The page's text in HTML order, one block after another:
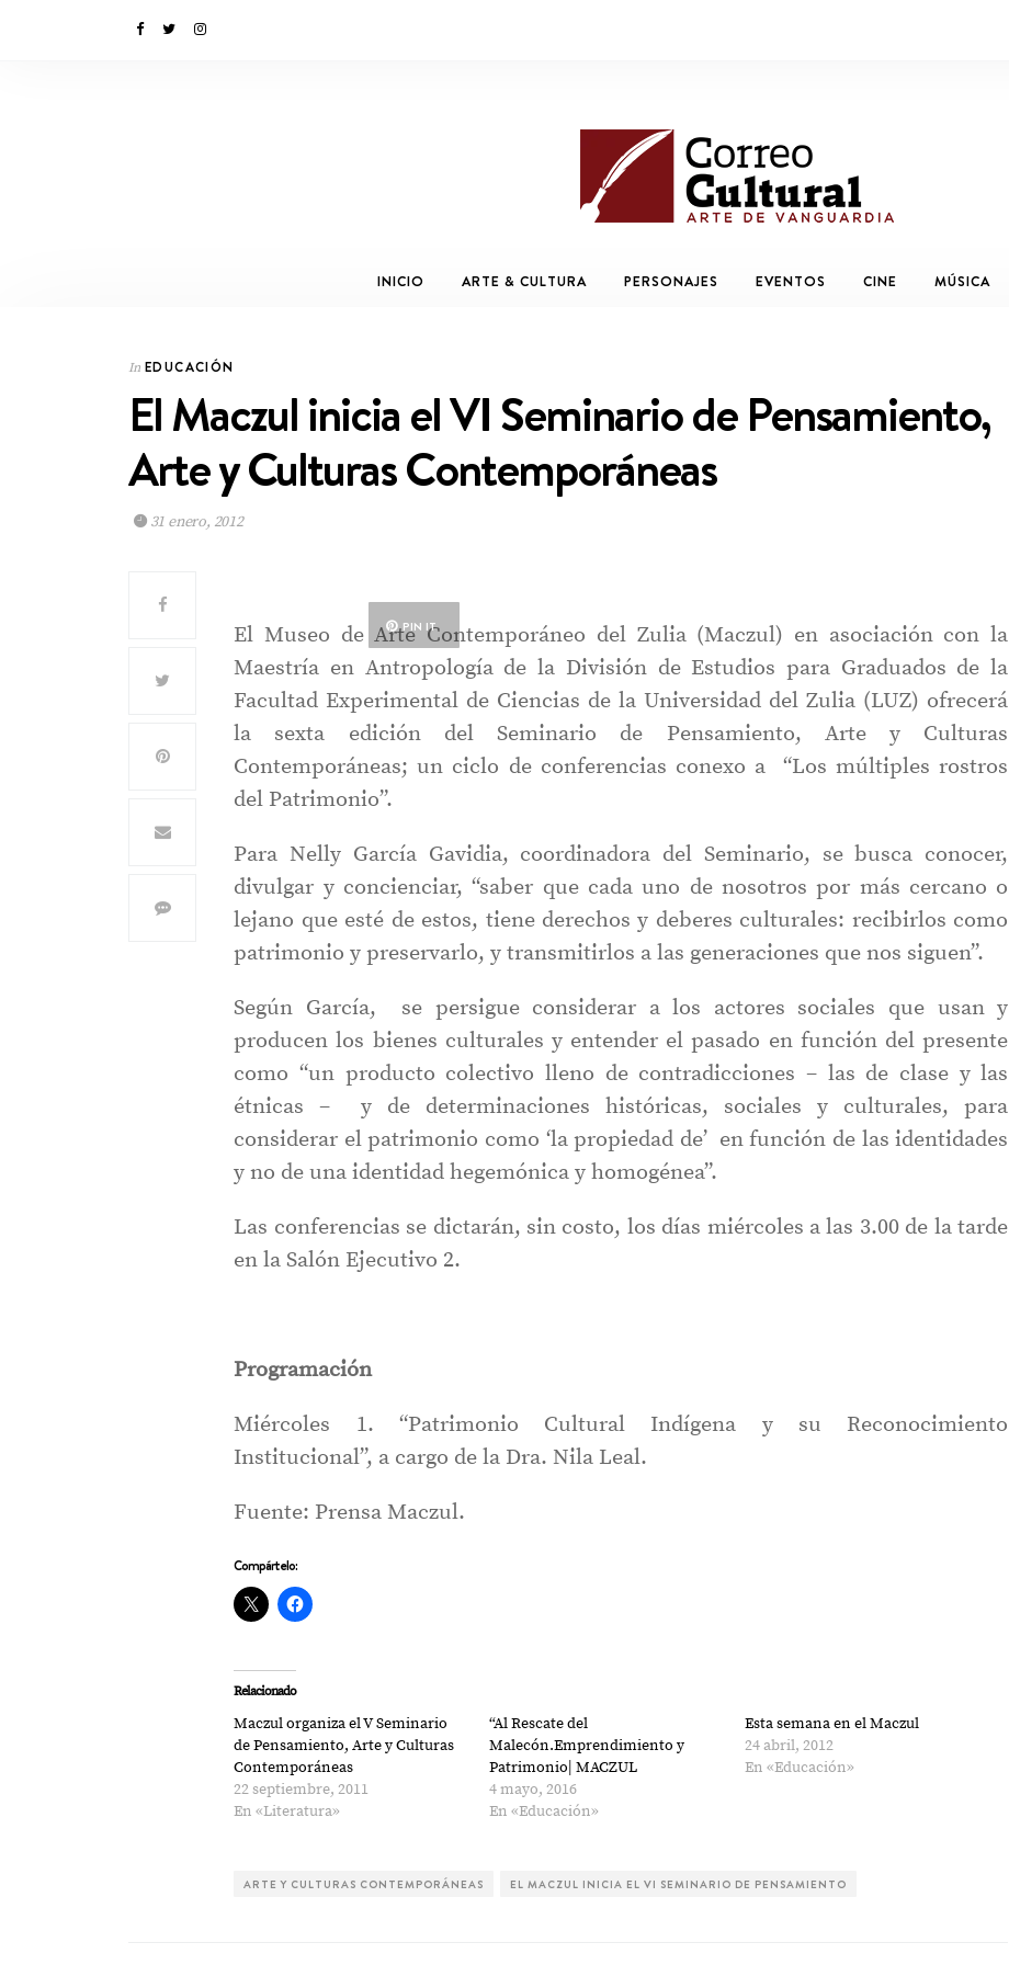
INICIO ARTE & CULTURA PERSONAJES EVENTOS CINE MÚSICA
In EDUCACIÓN
El Maczul inicia el VI Seminario de Pensamiento,
Arte y Culturas Contemporáneas
31 enero, 2012
PIN IT
El Museo de Arte Contemporáneo del Zulia (Maczul) en asociación con la
Maestría en Antropología de la División de Estudios para Graduados de la
Facultad Experimental de Ciencias de la Universidad del Zulia (LUZ) ofrecerá
la sexta edición del Seminario de Pensamiento, Arte y Culturas
Contemporáneas; un ciclo de conferencias conexo a “Los múltiples rostros
del Patrimonio”.
Para Nelly García Gavidia, coordinadora del Seminario, se busca conocer,
divulgar y concienciar, “saber que cada uno de nosotros por más cercano o
lejano que esté de estos, tiene derechos y deberes culturales: recibirlos como
patrimonio y preservarlo, y transmitirlos a las generaciones que nos siguen”.
Según García, se persigue considerar a los actores sociales que usan y
producen los bienes culturales y entender el pasado en función del presente
como “un producto colectivo lleno de contradicciones – las de clase y las
étnicas – y de determinaciones históricas, sociales y culturales, para
considerar el patrimonio como ‘la propiedad de’ en función de las identidades
y no de una identidad hegemónica y homogénea”.
Las conferencias se dictarán, sin costo, los días miércoles a las 3.00 de la tarde
en la Salón Ejecutivo 2.
Programación
Miércoles 1. “Patrimonio Cultural Indígena y su Reconocimiento
Institucional”, a cargo de la Dra. Nila Leal.
Fuente: Prensa Maczul.
Compártelo:
Relacionado
Maczul organiza el V Seminario
de Pensamiento, Arte y Culturas
Contemporáneas
22 septiembre, 2011
En «Literatura»
“Al Rescate del
Malecón.Emprendimiento y
Patrimonio| MACZUL
4 mayo, 2016
En «Educación»
Esta semana en el Maczul
24 abril, 2012
En «Educación»
ARTE Y CULTURAS CONTEMPORÁNEAS EL MACZUL INICIA EL VI SEMINARIO DE PENSAMIENTO